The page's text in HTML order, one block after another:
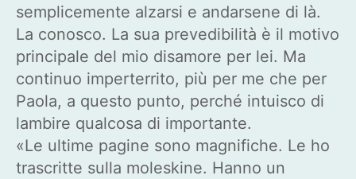
semplicemente alzarsi e andarsene di là.
La conosco. La sua prevedibilità è il motivo
principale del mio disamore per lei. Ma
continuo imperterrito, più per me che per
Paola, a questo punto, perché intuisco di
lambire qualcosa di importante.
«Le ultime pagine sono magnifiche. Le ho
trascritte sulla moleskine. Hanno un